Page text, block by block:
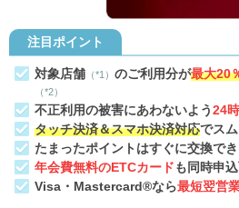
注目ポイント
対象店舗 （*1） のご利用分が最大20
（*2）
不正利用の被害にあわないよう24
タッチ決済＆スマホ決済対応でス
たまったポイントはすぐに交換でき
年会費無料のETCカードも同時申
Visa・Mastercard®なら最短翌営